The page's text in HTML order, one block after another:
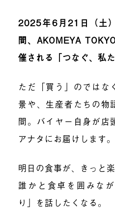
2025年6月21日（土
間、AKOMEYA
催される「つなぐ、私
ただ「買う」のではな
景や、生産者たちの物
間。バイヤー自身が店
アナタにお届けします。
明日の食事が、きっと
誰かと食卓を囲みな
り」を話したくなる。